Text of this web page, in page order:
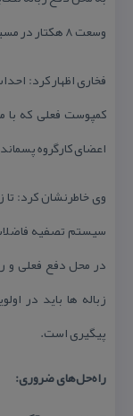
وسعت ۸ هكتار در مسیر جاده دو هزار واقع شده است.
فخاری اظهار كرد:
كمپوست فعلی كه با
اعضای كارگروه
وی خاطرنشان كرد:
سیستم تصفیه
در محل دفع فعلی و
زباله ها باید در
پیگیری است.
راه‌حل‌های ضروری: